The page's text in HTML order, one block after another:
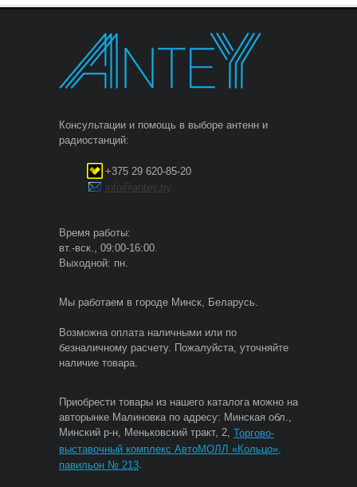
Консультации и помощь в выборе антенн и
радиостанций:
+375 29 620-85-20
info@antey.by
Время работы:
вт.-вск., 09:00-16:00.
Выходной: пн.
Мы работаем в городе Минск, Беларусь.
Возможна оплата наличными или по
безналичному расчету. Пожалуйста, уточняйте
наличие товара.
Приобрести товары из нашего каталога можно на
авторынке Малиновка по адресу: Минская обл.,
Минский р-н, Меньковский тракт, 2, Торгово-
выставочный комплекс АвтоМОЛЛ «Кольцо»,
павильон № 213.